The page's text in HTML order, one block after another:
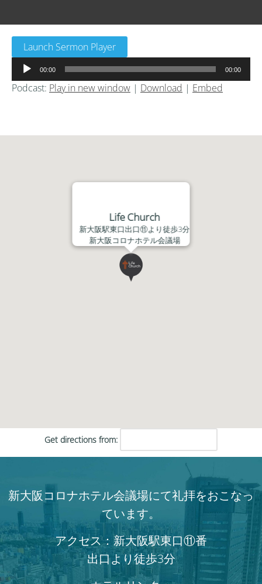
Launch Sermon Player
声
プ
ヤ
00:00 00:00
Podcast: Play in new window | Download | Embed
Life Church
新大阪駅東口出口⑪より徒歩3分
新大阪コロナホテル会議場
Get directions from:
新大阪コロナホテル会議場にて礼拝をおこなっ
ています。
アクセス：新大阪駅東口⑪番
出口より徒歩3分